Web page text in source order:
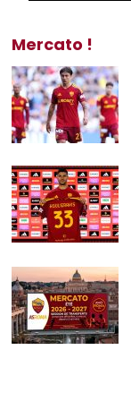
Mercato !